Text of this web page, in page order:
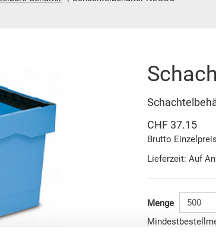
CHF 37.15
Brutto
Lieferzeit: Auf
Menge